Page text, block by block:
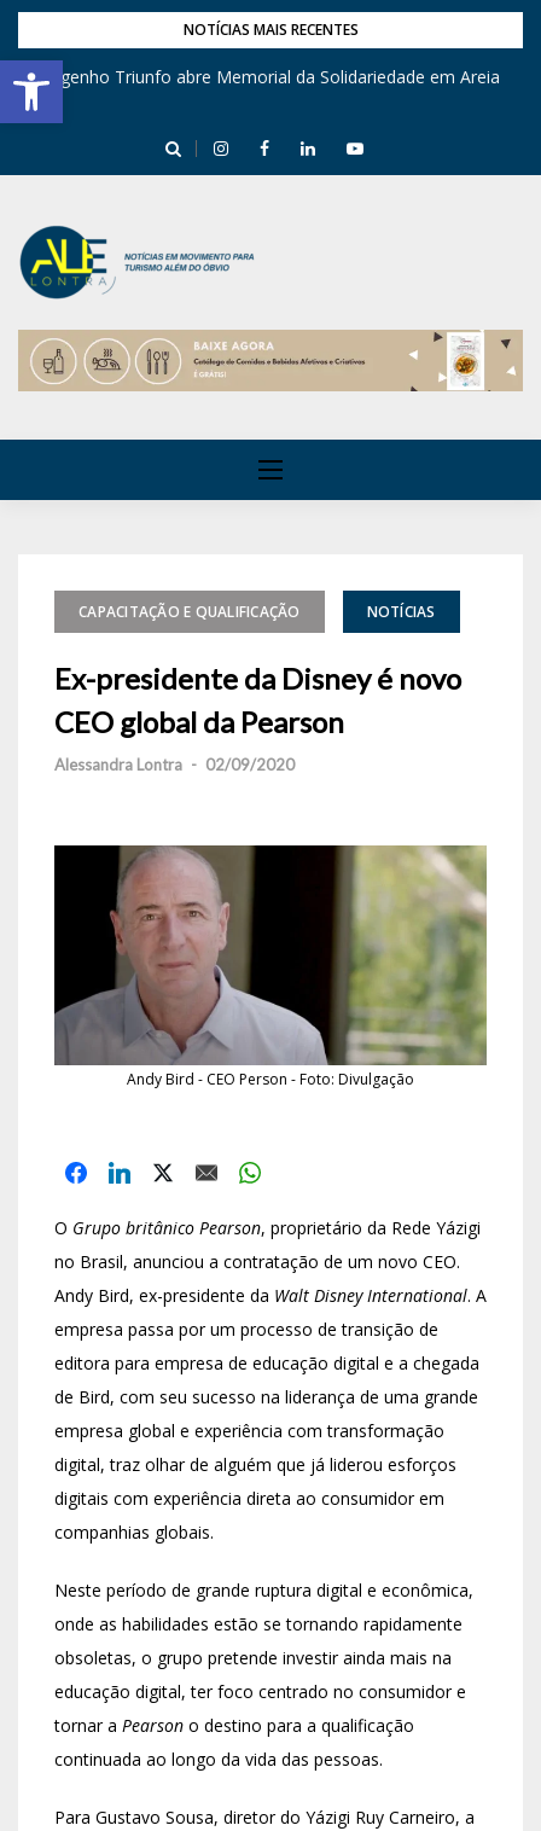
Barra de Ferramentas Aberta
NOTÍCIAS MAIS RECENTES
Engenho Triunfo abre Memorial da Solidariedade em Areia
CAPACITAÇÃO E QUALIFICAÇÃO NOTÍCIAS
Ex-presidente da Disney é novo
CEO global da Pearson
Alessandra Lontra - 02/09/2020
Andy Bird - CEO Person - Foto: Divulgação
O Grupo britânico Pearson, proprietário da Rede Yázigi
no Brasil, anunciou a contratação de um novo CEO.
Andy Bird, ex-presidente da Walt Disney International. A
empresa passa por um processo de transição de
editora para empresa de educação digital e a chegada
de Bird, com seu sucesso na liderança de uma grande
empresa global e experiência com transformação
digital, traz olhar de alguém que já liderou esforços
digitais com experiência direta ao consumidor em
companhias globais.
Neste período de grande ruptura digital e econômica,
onde as habilidades estão se tornando rapidamente
obsoletas, o grupo pretende investir ainda mais na
educação digital, ter foco centrado no consumidor e
tornar a Pearson o destino para a qualificação
continuada ao longo da vida das pessoas.
Para Gustavo Sousa, diretor do Yázigi Ruy Carneiro, a